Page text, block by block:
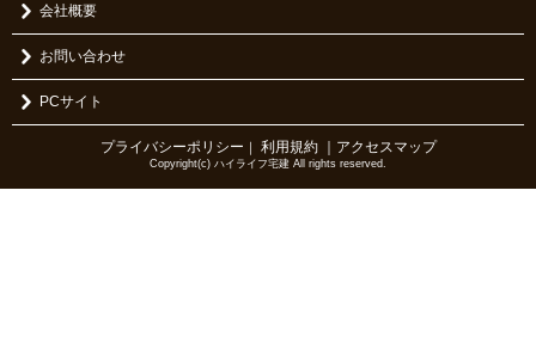
会社概要
お問い合わせ
PCサイト
プライバシーポリシー ｜ 利用規約 ｜アクセスマップ
Copyright(c) ハイライフ宅建 All rights reserved.